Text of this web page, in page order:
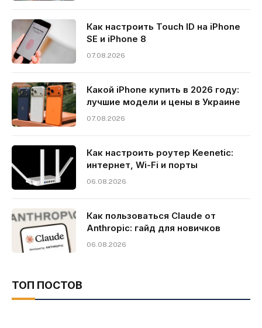
Как настроить Touch ID на iPhone
SE и iPhone 8
07.08.2026
Какой iPhone купить в 2026 году:
лучшие модели и цены в Украине
07.08.2026
Как настроить роутер Keenetic:
интернет, Wi-Fi и порты
06.08.2026
Как пользоваться Claude от
Anthropic: гайд для новичков
06.08.2026
ТОП ПОСТОВ